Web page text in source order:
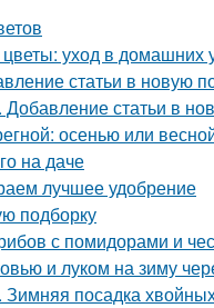
уход в домашних
статьи в новую
статьи в
осенью или
на даче
лучшее удобрение
подборку
с помидорами и
и луком на зиму
посадка